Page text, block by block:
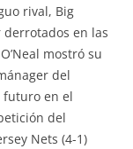
rival, Big
derrotados en las
mostró su
del
futuro en el
del
Nets (4-1)